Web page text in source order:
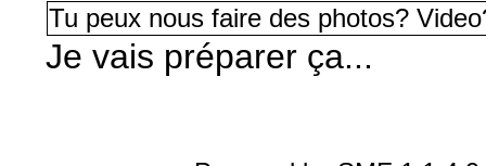
Tu peux nous faire des photos?
Je vais préparer ça...